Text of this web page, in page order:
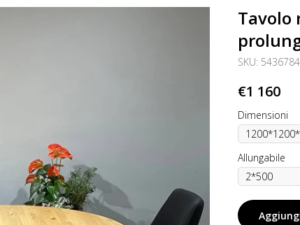
Tavolo
SKU: 5436784
€1 160
Dimensioni
Allungabile